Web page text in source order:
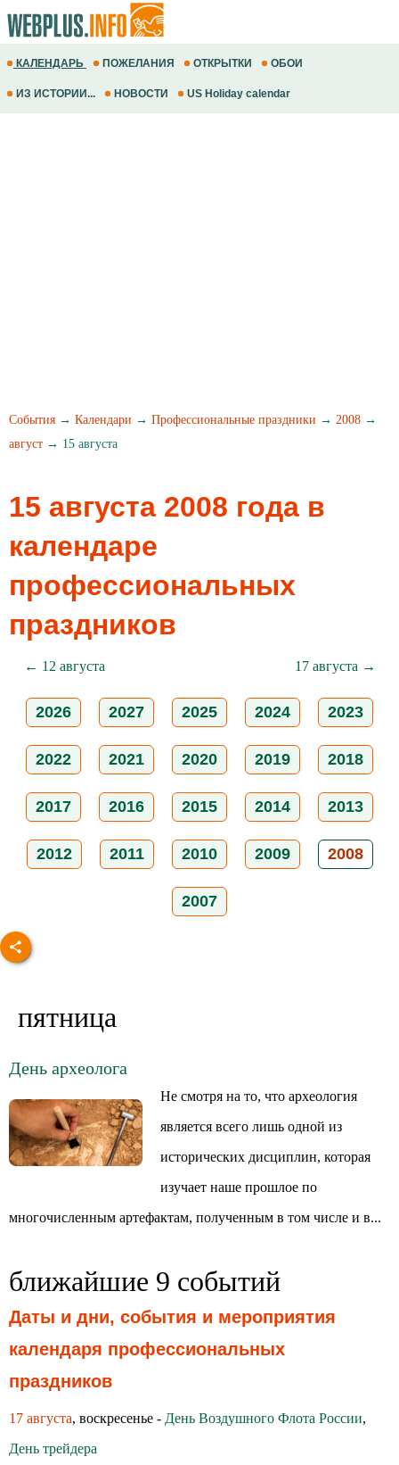
КАЛЕНДАРЬ ПОЖЕЛАНИЯ ОТКРЫТКИ ОБОИ
ИЗ ИСТОРИИ... НОВОСТИ US Holiday calendar
События → Календари → Профессиональные праздники → 2008 →
август → 15 августа
15 августа 2008 года в
календаре
профессиональных
праздников
← 12 августа 17 августа →
2026 2027 2025 2024 2023
2022 2021 2020 2019 2018
2017 2016 2015 2014 2013
2012 2011 2010 2009 2008
2007
пятница
День археолога
Не смотря на то, что археология
является всего лишь одной из
исторических дисциплин, которая
изучает наше прошлое по
многочисленным артефактам, полученным в том числе и в...
ближайшие 9 событий
Даты и дни, события и мероприятия
календаря профессиональных
праздников
17 августа, воскресенье - День Воздушного Флота России,
День трейдера